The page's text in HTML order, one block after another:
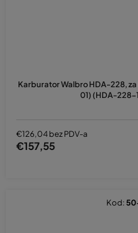
Karburator Walbro HDA-228,
01) (HDA-228-
€126,04 bez PDV-a
€157,55
Kod: